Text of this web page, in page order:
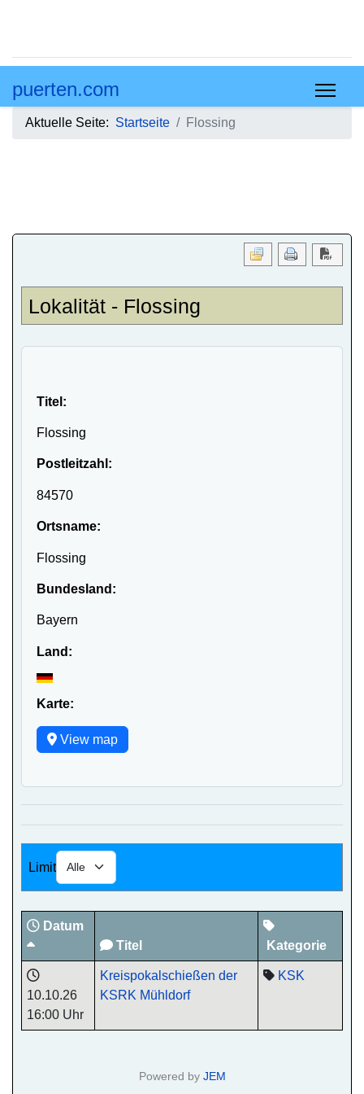
puerten.com
Aktuelle Seite: Startseite Flossing
Lokalität - Flossing
Titel:
Flossing
Postleitzahl:
84570
Ortsname:
Flossing
Bundesland:
Bayern
Land:
Karte:
View map
Limit
Datum
Titel
Kategorie
10.10.26
16:00 Uhr
Kreispokalschießen der
KSRK Mühldorf
KSK
Powered by JEM